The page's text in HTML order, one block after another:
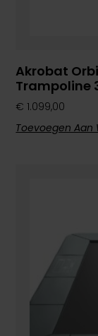
Akrobat
Trampoline
€ 1.099,00
Toevoegen Aan